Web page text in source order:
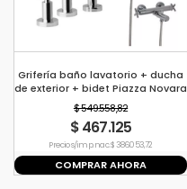
Grifería baño lavatorio + ducha
de exterior + bidet Piazza Novara
$ 549.558,82
$ 467.125
Precio s/imp. nac. $ 386.053,72
COMPRAR AHORA